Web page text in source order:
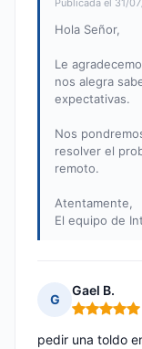
Publicada el 31/
Hola Señor,
Le
nos alegra
expectativas.
Nos
resolver el
remoto.
Atentamente,
El equipo de
G
Gael B.
Nota: 5 de 5
pedir una toldo